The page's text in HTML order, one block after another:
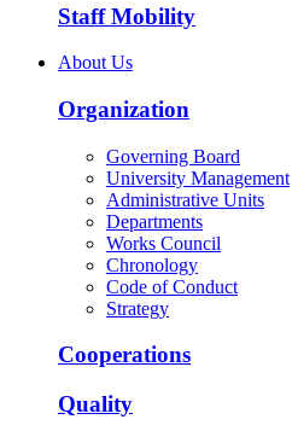
Staff Mobility
About Us
Organization
Governing Board
University Management
Administrative Units
Departments
Works Council
Chronology
Code of Conduct
Strategy
Cooperations
Quality